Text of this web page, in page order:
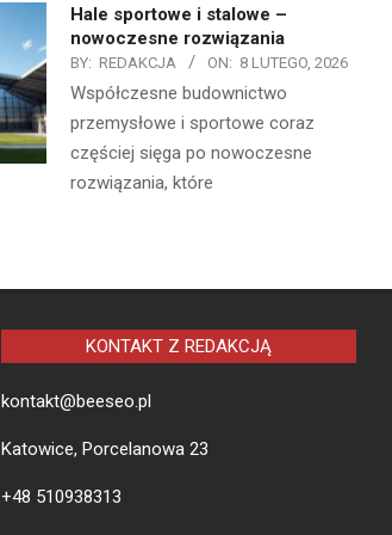
Hale sportowe i stalowe –
nowoczesne rozwiązania
BY: REDAKCJA ON: 8 LUTEGO, 2026
Współczesne budownictwo
przemysłowe i sportowe coraz
częściej sięga po nowoczesne
rozwiązania, które
KONTAKT Z REDAKCJĄ
kontakt@beeseo.pl
Katowice, Porcelanowa 23
+48 510938313